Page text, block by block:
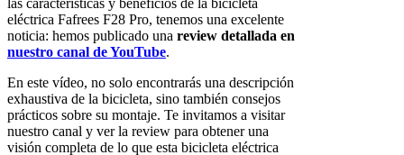
las características y beneficios de la bicicleta
eléctrica Fafrees F28 Pro, tenemos una excelente
noticia: hemos publicado una review detallada en
nuestro canal de YouTube.
En este vídeo, no solo encontrarás una descripción
exhaustiva de la bicicleta, sino también consejos
prácticos sobre su montaje. Te invitamos a visitar
nuestro canal y ver la review para obtener una
visión completa de lo que esta bicicleta eléctrica